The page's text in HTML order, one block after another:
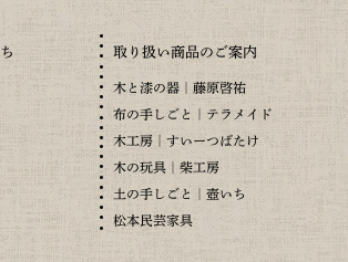
取り扱い商品のご案内
木と漆の器｜藤原啓祐
布の手しごと｜テラメイド
木工房｜すいーつばたけ
木の玩具｜柴工房
土の手しごと｜壺いち
松本民芸家具